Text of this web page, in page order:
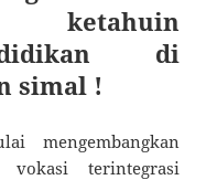
ketahuin
di
simal !
mengembangkan
terintegrasi